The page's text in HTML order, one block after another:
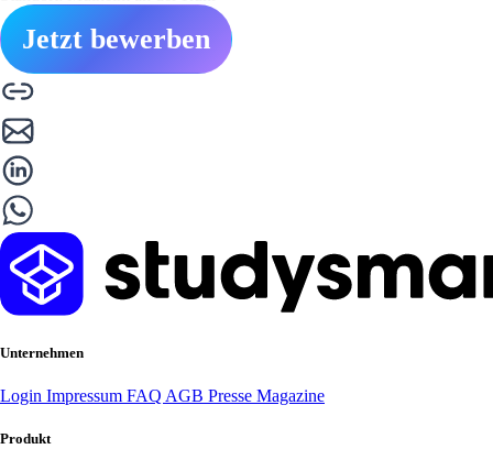
Jetzt bewerben
Unternehmen
Login Impressum FAQ AGB Presse Magazine
Produkt